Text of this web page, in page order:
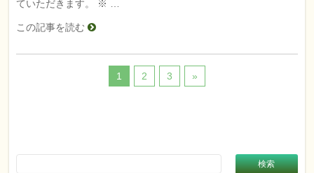
ていただきます。 ※ …
この記事を読む
1 2 3 »